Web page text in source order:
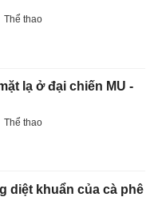
Thể thao
lạ ở đại chiến MU -
Thể thao
diệt khuẩn của cà phê